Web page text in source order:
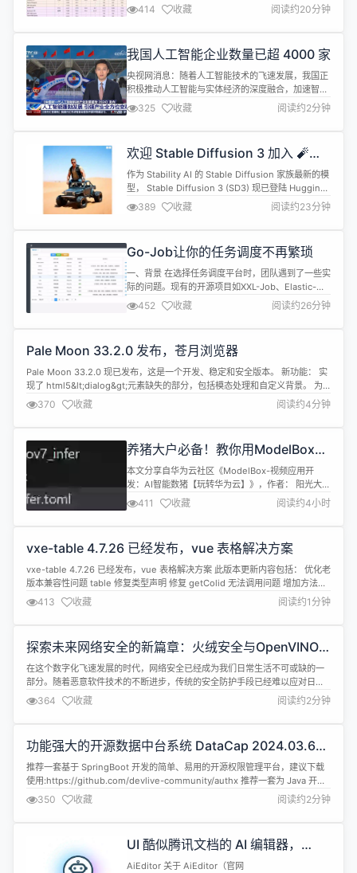
址:https://hf.co/spaces/IndexTeam/Index-1.9B
本次开源的 Index-1.9B 系列包含以下模型: Index-
1.9B base: 基座模型，具有 19 亿 非词嵌入参数量，
414 收藏 阅读约20分钟
我国人工智能企业数量已超 4000 家
央视网消息：随着人工智能技术的飞速发展，我国正
积极推动人工智能与实体经济的深度融合，加速智能
产业的培育与壮大。世界智能产业博览会上发布的
《中国新一代人工智能科技产业发展报告 2024》显
示，我国人工智能企业数量已经超过四千家，人工智
和战略性技术。 中国新一代人工智能发展战略研究院
首席经济学家刘刚称：“2022年之...
325 收藏 阅读约2分钟
欢迎 Stable Diffusion 3 加入 🧨
Diffusers
作为 Stability AI 的 Stable Diffusion 家族最新的模
型， Stable Diffusion 3 (SD3) 现已登陆 Hugging
Face Hub，并且可用在 🧨 Diffusers 中使用了。
Stable Diffusion 3
https://stability.ai/news/stable-diffusion-3-...
389 收藏 阅读约23分钟
Go-Job让你的任务调度不再繁琐
一、背景 在选择任务调度平台时，团队遇到了一些实
际的问题。现有的开源项目如XXL-Job、Elastic-
Job，虽然功能强大，但主要是围绕Java设计，而我
们团队主要使用Go语言进行开发。这使得我们在集
成和使用这些工具时遇到了诸多不顺。经过深入的调
架，以满足我们的特定业务需求。于是，Go-Job应
运而生。 为了...
452 收藏 阅读约26分钟
Pale Moon 33.2.0 发布，苍月浏览器
Pale Moon 33.2.0 现已发布，这是一个开发、稳定和安全版本。 新功能： 实
现了 html5&lt;dialog&gt;元素缺失的部分，包括模态处理和自定义背景。 为
canvas poisoning anti-fingerprinting 措施实现了更精细、用户可配置的粒
度。 实现了新的 CSS viewport unitsssvw,svh,s...
370 收藏 阅读约4分钟
养猪大户必备！教你用ModelBox开
发一个AI数猪应用
本文分享自华为云社区《ModelBox-视频应用开
发：AI智能数猪【玩转华为云】》，作者： 阳光大
猫。 一、准备环境 ModelBox端云协同AI开发套件
（Windows）环境准备【ModelArts+ModelBox
端云协同AI应用开发实训课程】 二、应用开发 1. 创
yolov7_pig...
411 收藏 阅读约4小时
vxe-table 4.7.26 已经发布，vue 表格解决方案
vxe-table 4.7.26 已经发布，vue 表格解决方案 此版本更新内容包括： 优化老
版本兼容性问题 table 修复类型声明 修复 getColid 无法调用问题 增加方法
getCellLabel #2443 增加方法 getCellElement #2444 详情查看：
https://gitee.com/xuliangzhan_admin/vx...
413 收藏 阅读约1分钟
探索未来网络安全的新篇章：火绒安全与OpenVINO™
的协同创新
在这个数字化飞速发展的时代，网络安全已经成为我们日常生活不可或缺的一
部分。随着恶意软件技术的不断进步，传统的安全防护手段已经难以应对日益
复杂的网络威胁。 面对挑战，火绒安全携手OpenVINO™共筑新格局 火绒安
全，作为一家专注于网络安全的先锋企业，一直在探索更高效、更智能的安全
解决方案。近日，他们与英特尔的OpenVINO™工具套件强强联合，共同打造
364 收藏 阅读约2分钟
功能强大的开源数据中台系统 DataCap 2024.03.6
发布
推荐一套基于 SpringBoot 开发的简单、易用的开源权限管理平台，建议下载
使用:https://github.com/devlive-community/authx 推荐一套为 Java 开发
人员提供方便易用的 SDK 来与目前提供服务的的 Open AI 进行交互组件：
https://github.com/devlive-community/open...
350 收藏 阅读约2分钟
UI 酷似腾讯文档的 AI 编辑器，
AiEditor v1.0.10 发布
AiEditor 关于 AiEditor（官网